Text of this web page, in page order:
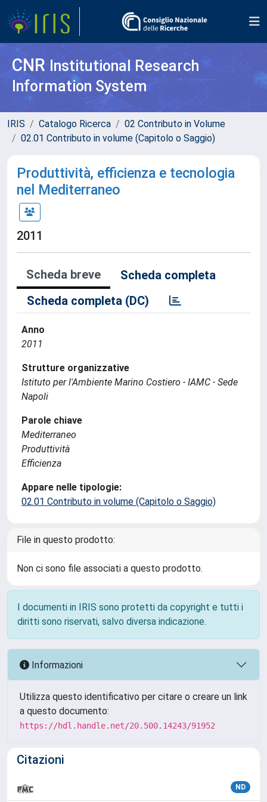
CNR Institutional Research
Information System
IRIS Catalogo Ricerca
02 Contributo in Volume
02.01 Contributo in volume (Capitolo o Saggio)
Produttività, efficienza e tecnologia
nel Mediterraneo
2011
Scheda breve
Scheda completa
Scheda completa (DC)
Anno
2011
Strutture organizzative
Istituto per l'Ambiente Marino Costiero - IAMC - Sede
Napoli
Parole chiave
Mediterraneo
Produttività
Efficienza
Appare nelle tipologie:
02.01 Contributo in volume (Capitolo o Saggio)
File in questo prodotto:
Non ci sono file associati a questo prodotto.
I documenti in IRIS sono protetti da copyright e tutti i
diritti sono riservati, salvo diversa indicazione.
Informazioni
Utilizza questo identificativo per citare o creare un link
a questo documento:
https://hdl.handle.net/20.500.14243/91952
Citazioni
ND